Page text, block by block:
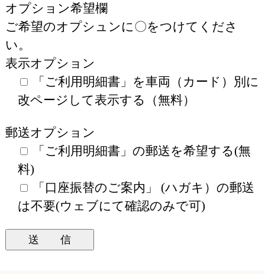
オプション希望欄
ご希望のオプシュンに〇をつけてくださ
い。
表示オプション
「ご利用明細書」を車両（カード）別に
改ページして表示する（無料）
郵送オプション
「ご利用明細書」の郵送を希望する(無
料)
「口座振替のご案内」 (ハガキ）の郵送
は不要(ウェブにて確認のみで可)